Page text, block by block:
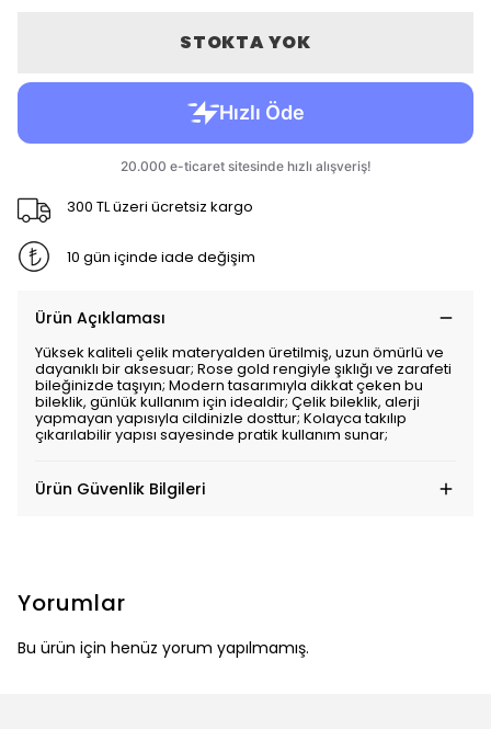
STOKTA YOK
300 TL üzeri ücretsiz kargo
10 gün içinde iade değişim
Ürün Açıklaması
Yüksek kaliteli çelik materyalden üretilmiş, uzun ömürlü ve
dayanıklı bir aksesuar; Rose gold rengiyle şıklığı ve zarafeti
bileğinizde taşıyın; Modern tasarımıyla dikkat çeken bu
bileklik, günlük kullanım için idealdir; Çelik bileklik, alerji
yapmayan yapısıyla cildinizle dosttur; Kolayca takılıp
çıkarılabilir yapısı sayesinde pratik kullanım sunar;
Ürün Güvenlik Bilgileri
Yorumlar
Bu ürün için henüz yorum yapılmamış.